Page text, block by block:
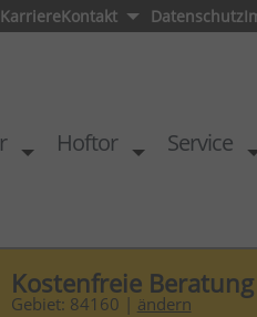
KarriereKontakt Datenschutz
Hoftor Service
Kostenfreie Beratung
Gebiet: 84160 | ändern